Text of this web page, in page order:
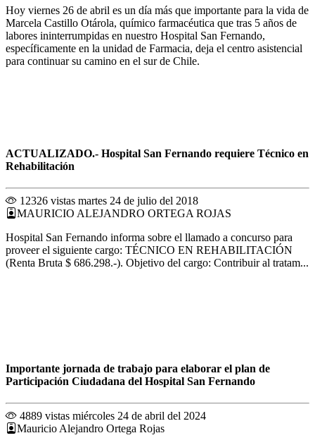
Hoy viernes 26 de abril es un día más que importante para la vida de
Marcela Castillo Otárola, químico farmacéutica que tras 5 años de
labores ininterrumpidas en nuestro Hospital San Fernando,
específicamente en la unidad de Farmacia, deja el centro asistencial
para continuar su camino en el sur de Chile.
ACTUALIZADO.- Hospital San Fernando requiere Técnico en
Rehabilitación
12326 vistas martes 24 de julio del 2018
MAURICIO ALEJANDRO ORTEGA ROJAS
Hospital San Fernando informa sobre el llamado a concurso para
proveer el siguiente cargo: TÉCNICO EN REHABILITACIÓN
(Renta Bruta $ 686.298.-). Objetivo del cargo: Contribuir al tratam...
Importante jornada de trabajo para elaborar el plan de
Participación Ciudadana del Hospital San Fernando
4889 vistas miércoles 24 de abril del 2024
Mauricio Alejandro Ortega Rojas